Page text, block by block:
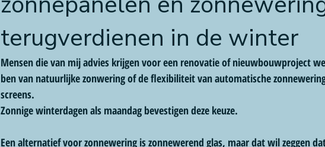
terugverdienen in de winter
Mensen die van mij advies krijgen voor een renovatie of nieuwbouwproject
ben van natuurlijke zonwering of de flexibiliteit van automatische
screens.
Zonnige winterdagen als maandag bevestigen deze keuze.
Een alternatief voor zonnewering is zonnewerend glas, maar dat wil zeggen